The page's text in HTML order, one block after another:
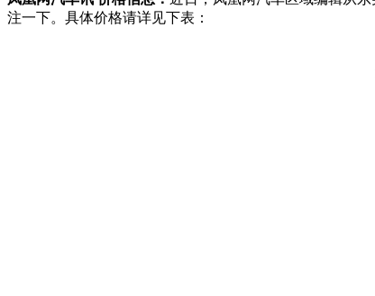
注一下。具体价格请详见下表：